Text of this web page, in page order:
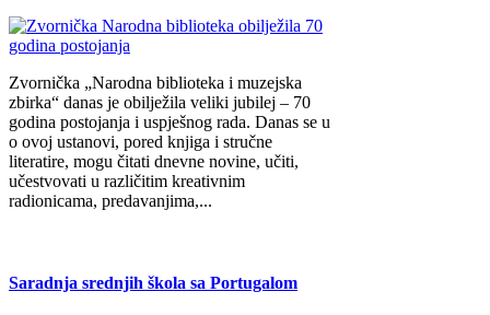
Zvornička „Narodna biblioteka i muzejska
zbirka“ danas je obilježila veliki jubilej – 70
godina postojanja i uspješnog rada. Danas se u
o ovoj ustanovi, pored knjiga i stručne
literatire, mogu čitati dnevne novine, učiti,
učestvovati u različitim kreativnim
radionicama, predavanjima,...
Saradnja srednjih škola sa Portugalom